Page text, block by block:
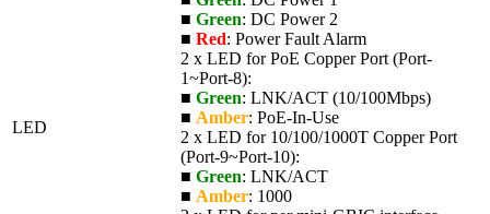
LED
■ Green: DC Power 2
■ Red: Power Fault Alarm
2 x LED for PoE Copper Port (Port-
1~Port-8):
■ Green: LNK/ACT (10/100Mbps)
■ Amber: PoE-In-Use
2 x LED for 10/100/1000T Copper Port
(Port-9~Port-10):
■ Green: LNK/ACT
■ Amber: 1000